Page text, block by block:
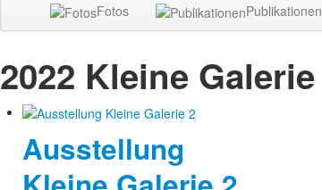
Fotos Publikationen
2022 Kleine Galerie
Ausstellung